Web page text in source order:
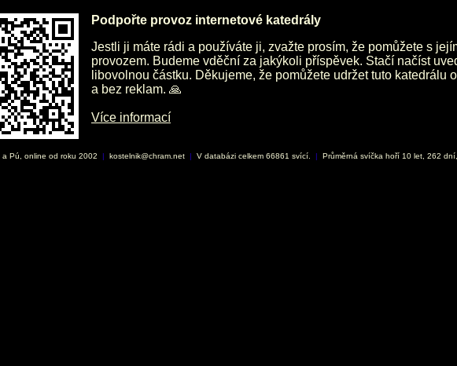
Podpořte provoz internetové katedrály
Jestli ji máte rádi a používáte ji, zvažte prosím, že pomůžete s
provozem. Budeme vděční za jakýkoli příspěvek. Stačí načíst
libovolnou částku. Děkujeme, že pomůžete udržet tuto katedrálu
a bez reklam. 🙏
Více informací
a Pú, online od roku 2002 | kostelnik@chram.net | V databázi celkem 66861 svící. | Průměrná svíčka hoří 10 let, 262